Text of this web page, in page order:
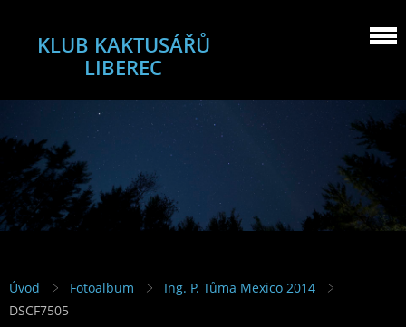
KLUB KAKTUSÁŘŮ
LIBEREC
Úvod Fotoalbum
Ing. P. Tůma Mexico 2014
DSCF7505